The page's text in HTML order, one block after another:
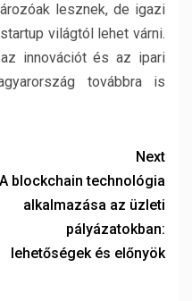
lesznek, de igazi
világtól lehet várni.
innovációt és az ipari
továbbra is
Next
A blockchain technológia
alkalmazása az üzleti
pályázatokban:
lehetőségek és előnyök